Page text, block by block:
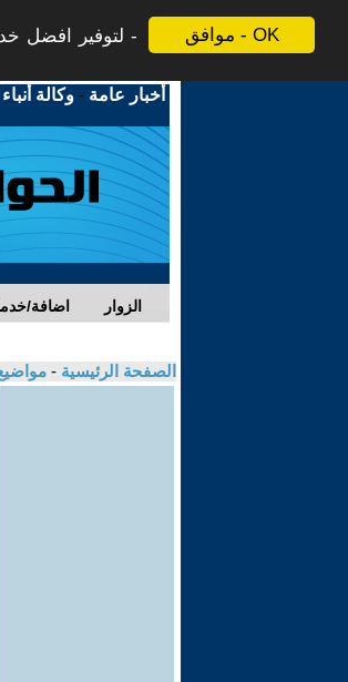
موافق - OK
لتوفير افضل
أخبار عامة -وكالة
اضافة/ الزوار
الصفحة الرئيسية -